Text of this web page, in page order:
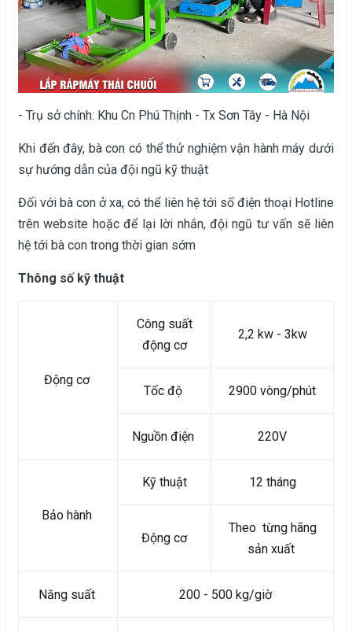
- Trụ sở chính: Khu Cn Phú Thịnh - Tx Sơn Tây - Hà Nội
Khi đến đây, bà con có thể thử nghiệm vận hành máy dưới
sự hướng dẫn của đội ngũ kỹ thuật
Đối với bà con ở xa, có thể liên hệ tới số điện thoại Hotline
trên website hoặc để lại lời nhắn, đội ngũ tư vấn sẽ liên
hệ tới bà con trong thời gian sớm
Thông số kỹ thuật
Động cơ
Công suất
động cơ
2,2 kw - 3kw
Tốc độ 2900 vòng/phút
Nguồn điện 220V
Bảo hành
Kỹ thuật 12 tháng
Động cơ
Theo từng hãng
sản xuất
Năng suất 200 - 500 kg/giờ